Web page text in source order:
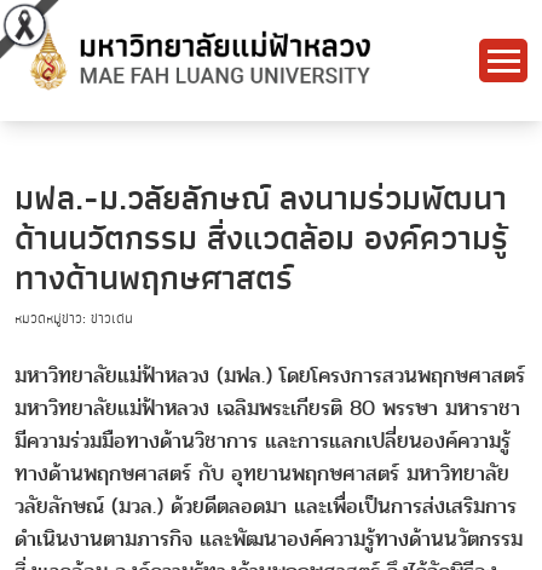
มฟล.-ม.วลัยลักษณ์ ลงนามร่วมพัฒนา
ด้านนวัตกรรม สิ่งแวดล้อม องค์ความรู้
ทางด้านพฤกษศาสตร์
หมวดหมู่ข่าว: ข่าวเด่น
มหาวิทยาลัยแม่ฟ้าหลวง (มฟล.) โดยโครงการสวนพฤกษศาสตร์
มหาวิทยาลัยแม่ฟ้าหลวง เฉลิมพระเกียรติ 80 พรรษา มหาราชา
มีความร่วมมือทางด้านวิชาการ และการแลกเปลี่ยนองค์ความรู้
ทางด้านพฤกษศาสตร์ กับ อุทยานพฤกษศาสตร์ มหาวิทยาลัย
วลัยลักษณ์ (มวล.) ด้วยดีตลอดมา และเพื่อเป็นการส่งเสริมการ
ดำเนินงานตามภารกิจ และพัฒนาองค์ความรู้ทางด้านนวัตกรรม